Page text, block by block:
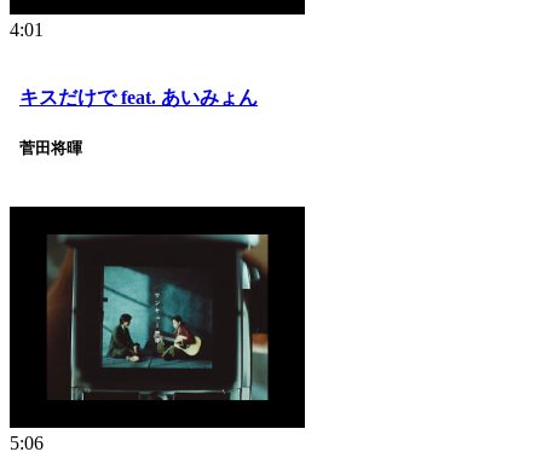
4:01
キスだけで feat. あいみょん
菅田将暉
5:06